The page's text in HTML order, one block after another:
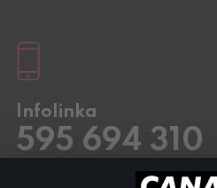
Infolinka
595 694 310
8.00 – 20:00